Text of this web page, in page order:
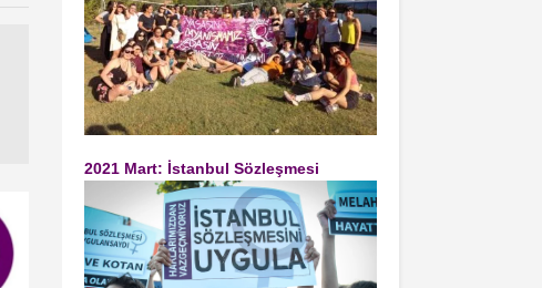
2021 Mart: İstanbul Sözleşmesi